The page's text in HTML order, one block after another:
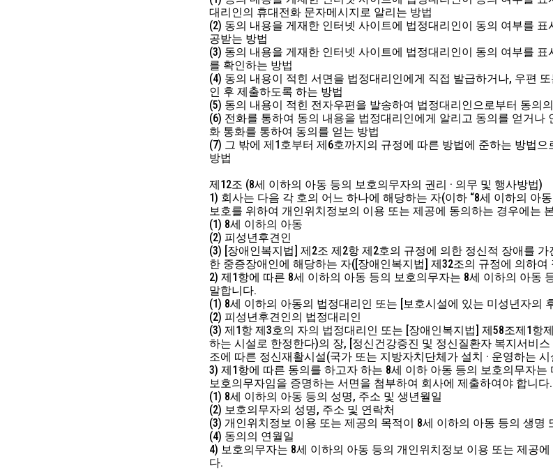
대리인의 휴대전화 문자메시지로 알리는 방법
(2) 동의 내용을 게재한 인터넷 사이트에 법정대리인이 동의 여부를
공받는 방법
(3) 동의 내용을 게재한 인터넷 사이트에 법정대리인이 동의 여부를
를 확인하는 방법
(4) 동의 내용이 적힌 서면을 법정대리인에게 직접 발급하거나, 우편
인 후 제출하도록 하는 방법
(5) 동의 내용이 적힌 전자우편을 발송하여 법정대리인으로부터 동의
(6) 전화를 통하여 동의 내용을 법정대리인에게 알리고 동의를 얻거
화 통화를 통하여 동의를 얻는 방법
(7) 그 밖에 제1호부터 제6호까지의 규정에 따른 방법에 준하는 방법
방법
제12조 (8세 이하의 아동 등의 보호의무자의 권리 · 의무 및 행사방법)
1) 회사는 다음 각 호의 어느 하나에 해당하는 자(이하 “8세 이하의 아
보호를 위하여 개인위치정보의 이용 또는 제공에 동의하는 경우에는
(1) 8세 이하의 아동
(2) 피성년후견인
(3) [장애인복지법] 제2조 제2항 제2호의 규정에 의한 정신적 장애를
한 중증장애인에 해당하는 자([장애인복지법] 제32조의 규정에 의하
2) 제1항에 따른 8세 이하의 아동 등의 보호의무자는 8세 이하의 아
말합니다.
(1) 8세 이하의 아동의 법정대리인 또는 [보호시설에 있는 미성년자의
(2) 피성년후견인의 법정대리인
(3) 제1항 제3호의 자의 법정대리인 또는 [장애인복지법] 제58조제1항
하는 시설로 한정한다)의 장, [정신건강증진 및 정신질환자 복지서비
조에 따른 정신재활시설(국가 또는 지방자치단체가 설치 · 운영하는
3) 제1항에 따른 동의를 하고자 하는 8세 이하 아동 등의 보호의무자
보호의무자임을 증명하는 서면을 첨부하여 회사에 제출하여야 합니다.
(1) 8세 이하의 아동 등의 성명, 주소 및 생년월일
(2) 보호의무자의 성명, 주소 및 연락처
(3) 개인위치정보 이용 또는 제공의 목적이 8세 이하의 아동 등의 생명
(4) 동의의 연월일
4) 보호의무자는 8세 이하의 아동 등의 개인위치정보 이용 또는 제공
다.